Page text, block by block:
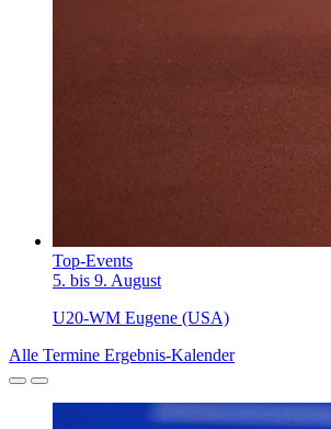
Top-Events
5. bis 9. August
U20-WM Eugene (USA)
Alle Termine Ergebnis-Kalender